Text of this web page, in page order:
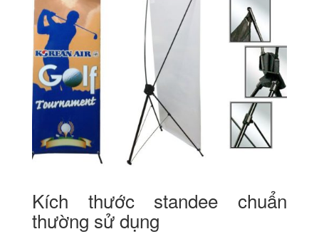
Kích thước standee chuẩn
thường sử dụng